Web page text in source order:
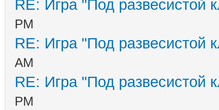
RE: Игра "Под развесистой
PM
RE: Игра "Под развесистой
AM
RE: Игра "Под развесистой
PM